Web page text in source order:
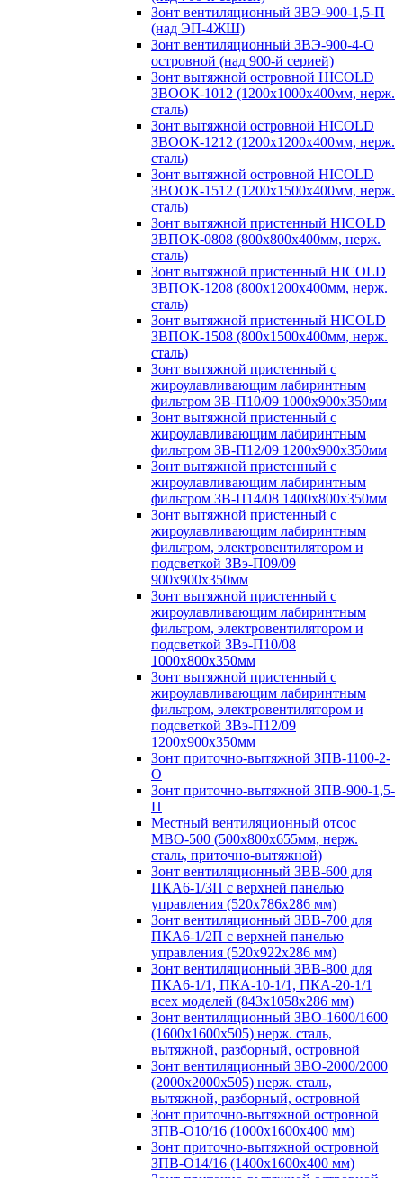
Зонт вентиляционный ЗВЭ-900-1,5-П
(над ЭП-4ЖШ)
Зонт вентиляционный ЗВЭ-900-4-О
островной (над 900-й серией)
Зонт вытяжной островной HICOLD
ЗВООК-1012 (1200х1000х400мм, нерж.
сталь)
Зонт вытяжной островной HICOLD
ЗВООК-1212 (1200x1200x400мм, нерж.
сталь)
Зонт вытяжной островной HICOLD
ЗВООК-1512 (1200х1500х400мм, нерж.
сталь)
Зонт вытяжной пристенный HICOLD
ЗВПОК-0808 (800х800х400мм, нерж.
сталь)
Зонт вытяжной пристенный HICOLD
ЗВПОК-1208 (800х1200х400мм, нерж.
сталь)
Зонт вытяжной пристенный HICOLD
ЗВПОК-1508 (800х1500х400мм, нерж.
сталь)
Зонт вытяжной пристенный с
жироулавливающим лабиринтным
фильтром ЗВ-П10/09 1000х900х350мм
Зонт вытяжной пристенный с
жироулавливающим лабиринтным
фильтром ЗВ-П12/09 1200х900х350мм
Зонт вытяжной пристенный с
жироулавливающим лабиринтным
фильтром ЗВ-П14/08 1400х800х350мм
Зонт вытяжной пристенный с
жироулавливающим лабиринтным
фильтром, электровентилятором и
подсветкой ЗВэ-П09/09
900х900х350мм
Зонт вытяжной пристенный с
жироулавливающим лабиринтным
фильтром, электровентилятором и
подсветкой ЗВэ-П10/08
1000х800х350мм
Зонт вытяжной пристенный с
жироулавливающим лабиринтным
фильтром, электровентилятором и
подсветкой ЗВэ-П12/09
1200х900х350мм
Зонт приточно-вытяжной ЗПВ-1100-2-
О
Зонт приточно-вытяжной ЗПВ-900-1,5-
П
Местный вентиляционный отсос
МВО-500 (500х800х655мм, нерж.
сталь, приточно-вытяжной)
Зонт вентиляционный ЗВВ-600 для
ПКА6-1/3П с верхней панелью
управления (520х786х286 мм)
Зонт вентиляционный ЗВВ-700 для
ПКА6-1/2П с верхней панелью
управления (520х922х286 мм)
Зонт вентиляционный ЗВВ-800 для
ПКА6-1/1, ПКА-10-1/1, ПКА-20-1/1
всех моделей (843х1058х286 мм)
Зонт вентиляционный ЗВО-1600/1600
(1600х1600х505) нерж. сталь,
вытяжной, разборный, островной
Зонт вентиляционный ЗВО-2000/2000
(2000х2000х505) нерж. сталь,
вытяжной, разборный, островной
Зонт приточно-вытяжной островной
ЗПВ-О10/16 (1000х1600х400 мм)
Зонт приточно-вытяжной островной
ЗПВ-О14/16 (1400х1600х400 мм)